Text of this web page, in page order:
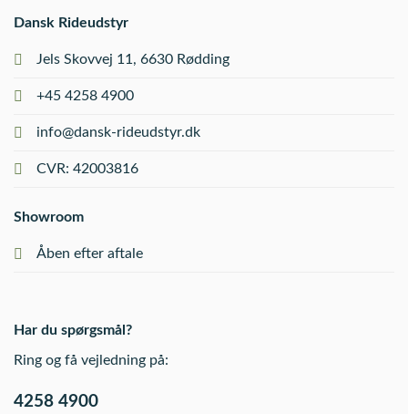
Dansk Rideudstyr
Jels Skovvej 11, 6630 Rødding
+45 4258 4900
info@dansk-rideudstyr.dk
CVR: 42003816
Showroom
Åben efter aftale
Har du spørgsmål?
Ring og få vejledning på:
4258 4900